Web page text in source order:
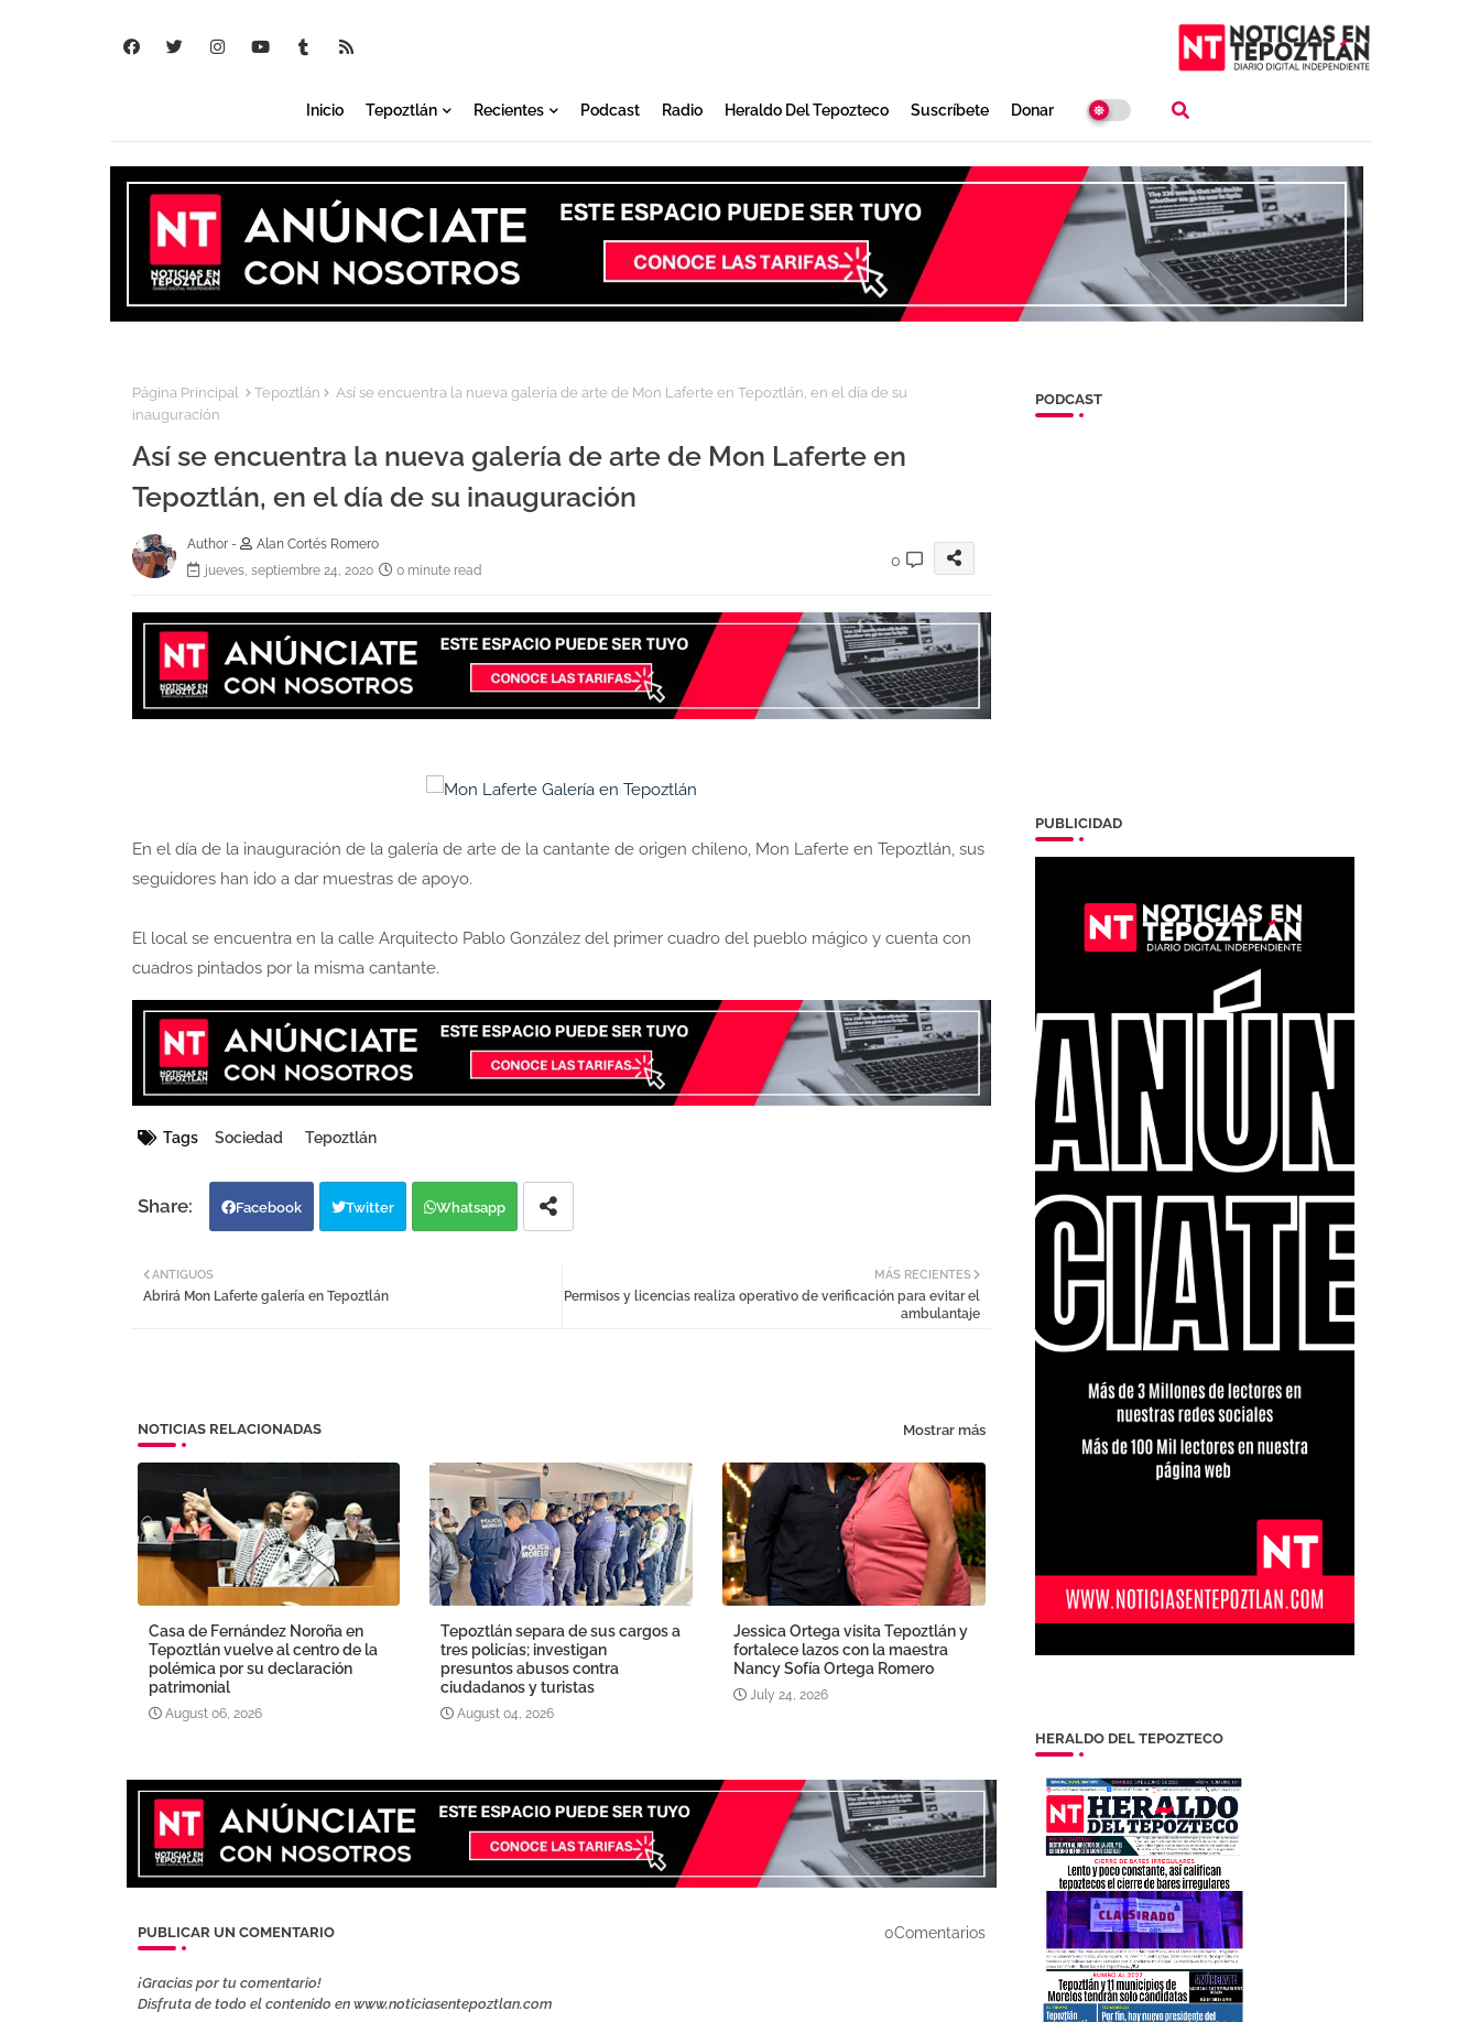
Inicio Tepoztlán Recientes Podcast Radio Heraldo Del Tepozteco Suscríbete Donar
Página Principal Tepoztlán
Así se encuentra la nueva galería de arte de Mon Laferte en Tepoztlán, en el día de su
inauguración
Así se encuentra la nueva galería de arte de Mon Laferte en
Tepoztlán, en el día de su inauguración
Author -
Alan Cortés Romero
jueves, septiembre 24, 2020
0 minute read
0
En el día de la inauguración de la galería de arte de la cantante de origen chileno, Mon Laferte en Tepoztlán, sus
seguidores han ido a dar muestras de apoyo.
El local se encuentra en la calle Arquitecto Pablo González del primer cuadro del pueblo mágico y cuenta con
cuadros pintados por la misma cantante.
Tags Sociedad Tepoztlán
Facebook Twitter Whatsapp
MÁS RECIENTES
Permisos y licencias realiza operativo de verificación para evitar el
ambulantaje
ANTIGUOS
Abrirá Mon Laferte galería en Tepoztlán
NOTICIAS RELACIONADAS Mostrar más
Casa de Fernández Noroña en
Tepoztlán vuelve al centro de la
polémica por su declaración
patrimonial
August 06, 2026
Tepoztlán separa de sus cargos a
tres policías; investigan
presuntos abusos contra
ciudadanos y turistas
August 04, 2026
Jessica Ortega visita Tepoztlán y
fortalece lazos con la maestra
Nancy Sofía Ortega Romero
July 24, 2026
PUBLICAR UN COMENTARIO 0Comentarios
¡Gracias por tu comentario!
Disfruta de todo el contenido en www.noticiasentepoztlan.com
PODCAST
PUBLICIDAD
HERALDO DEL TEPOZTECO